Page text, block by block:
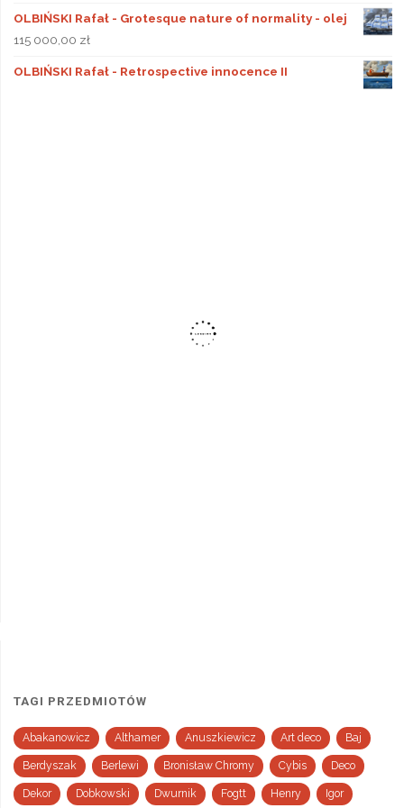
OLBIŃSKI Rafał - Grotesque nature of normality - olej
115 000,00 zł
OLBIŃSKI Rafał - Retrospective innocence II
TAGI PRZEDMIOTÓW
Abakanowicz Althamer Anuszkiewicz Art deco Baj
Berdyszak Berlewi Bronisław Chromy Cybis Deco
Dekor Dobkowski Dwurnik Fogtt Henry Igor